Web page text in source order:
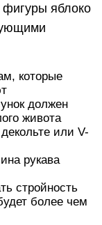
фигуры яблоко
которые
должен
живота
или V-
рукава
стройность
более чем